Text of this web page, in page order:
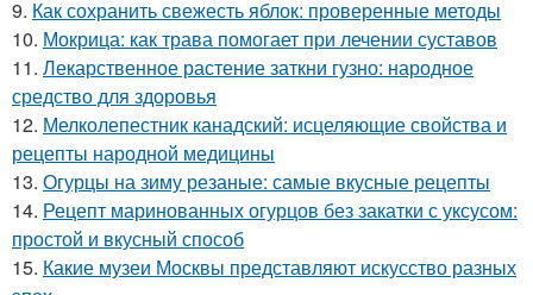
9. Как сохранить свежесть яблок: проверенные методы
10. Мокрица: как трава помогает при лечении суставов
11. Лекарственное растение заткни гузно: народное
средство для здоровья
12. Мелколепестник канадский: исцеляющие свойства и
рецепты народной медицины
13. Огурцы на зиму резаные: самые вкусные рецепты
14. Рецепт маринованных огурцов без закатки с уксусом:
простой и вкусный способ
15. Какие музеи Москвы представляют искусство разных